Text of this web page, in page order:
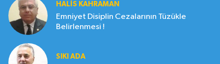
HALIS KAHRAMAN
Emniyet Disiplin Cezalarının Tüzükle
Belirlenmesi !
SIKI ADA